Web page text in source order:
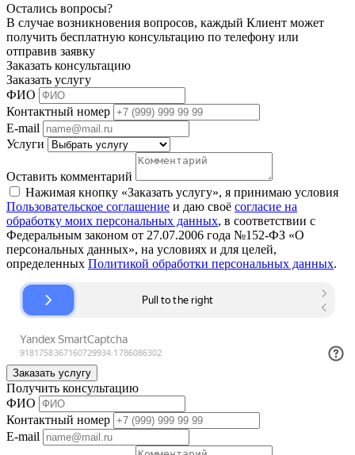
Остались вопросы?
В случае возникновения вопросов, каждый Клиент может
получить бесплатную консультацию по телефону или
отправив заявку
Заказать консультацию
Заказать услугу
ФИО
Контактный номер
E-mail
Услуги
Оставить комментарий
Нажимая кнопку «Заказать услугу», я принимаю условия
Пользовательское соглашение и даю своё согласие на
обработку моих персональных данных, в соответствии с
Федеральным законом от 27.07.2006 года №152-ФЗ «О
персональных данных», на условиях и для целей,
определенных Политикой обработки персональных данных.
Заказать услугу
Получить консультацию
ФИО
Контактный номер
E-mail